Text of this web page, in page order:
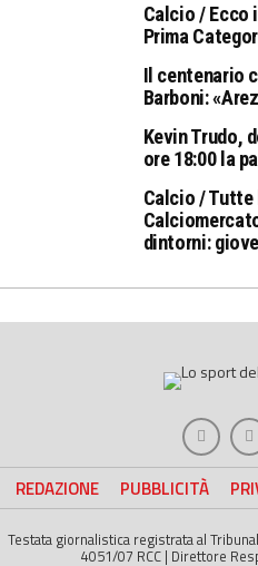
Calcio / Ecco
Prima
Il centenario
Barboni:
Kevin Trudo,
ore 18:00 la
Calcio /
dintorni:
REDAZIONE PUBBLICITÀ
Testata giornalistica registrata al
4051/07 RCC | Direttore